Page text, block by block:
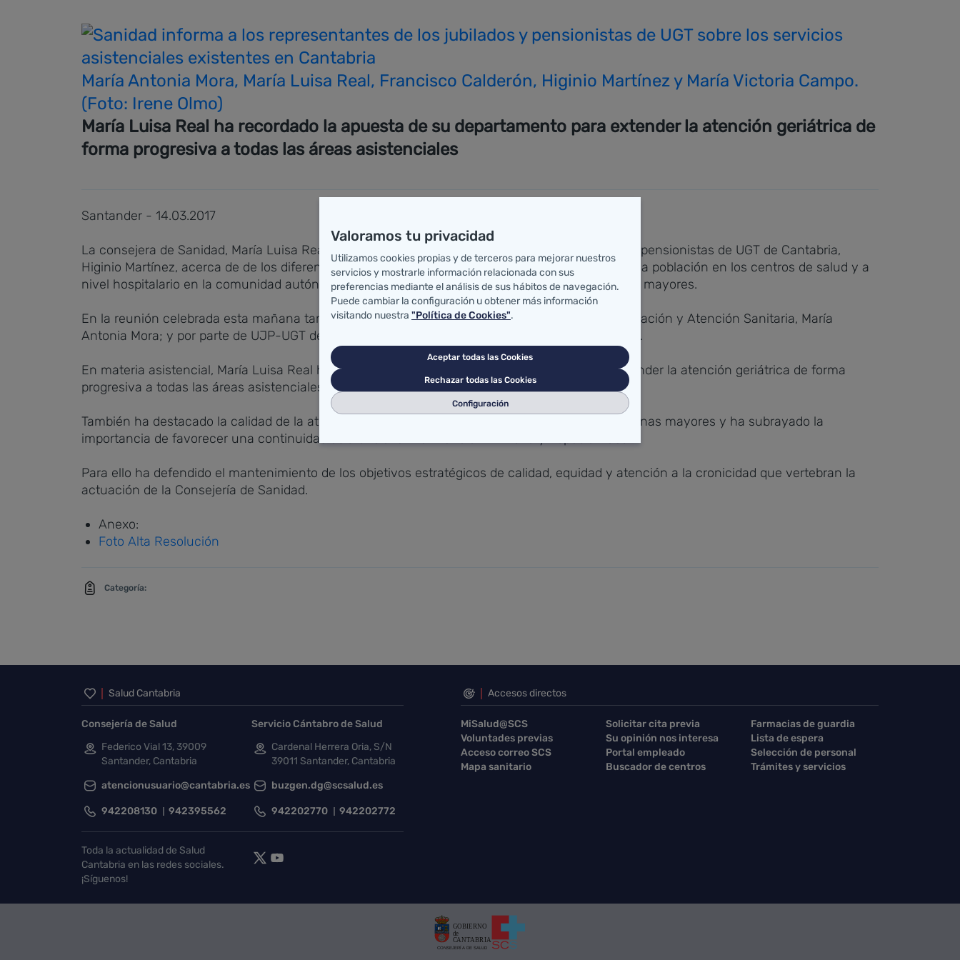
María Antonia Mora, María Luisa Real, Francisco Calderón, Higinio Martínez y María Victoria Campo.
(Foto: Irene Olmo)
María Luisa Real ha recordado la apuesta de su departamento para extender la atención geriátrica de
forma progresiva a todas las áreas asistenciales
Santander - 14.03.2017
La consejera de Sanidad, María Luisa Real, ha informado al secretario general de los jubilados y pensionistas de UGT de Cantabria,
Higinio Martínez, acerca de de los diferentes servicios sanitarios asistenciales que se prestan a la población en los centros de salud y a
nivel hospitalario en la comunidad autónoma, con especial referencia al ámbito de las personas mayores.
En la reunión celebrada esta mañana también ha estado presente la directora general de Ordenación y Atención Sanitaria, María
Antonia Mora; y por parte de UJP-UGT de Cantabria, Francisco Calderón y María Victoria Campo.
En materia asistencial, María Luisa Real ha recordado la apuesta de su departamento para extender la atención geriátrica de forma
progresiva a todas las áreas asistenciales de Cantabria.
También ha destacado la calidad de la atención sanitaria que se presta en Cantabria a las personas mayores y ha subrayado la
importancia de favorecer una continuidad asistencial entre Atención Primaria y Especializada.
Para ello ha defendido el mantenimiento de los objetivos estratégicos de calidad, equidad y atención a la cronicidad que vertebran la
actuación de la Consejería de Sanidad.
Anexo:
Foto Alta Resolución
Categoría:
Inicio del pie de página
Salud Cantabria
Consejería de Salud
Federico Vial 13, 39009
Santander, Cantabria
atencionusuario@cantabria.es
942208130 942395562
Servicio Cántabro de Salud
Cardenal Herrera Oria, S/N
39011 Santander, Cantabria
buzgen.dg@scsalud.es
942202770 942202772
Toda la actualidad de Salud
Cantabria en las redes sociales.
¡Síguenos!
Accesos directos
MiSalud@SCS Solicitar cita previa
Farmacias de guardia
Voluntades previas
Su opinión nos interesa
Lista de espera
Acceso correo SCS
Portal empleado
Selección de personal
Mapa sanitario
Buscador de centros Trámites y servicios
Valoramos tu privacidad
Utilizamos cookies propias y de terceros para mejorar nuestros
servicios y mostrarle información relacionada con sus
preferencias mediante el análisis de sus hábitos de navegación.
Puede cambiar la configuración u obtener más información
visitando nuestra "Política de Cookies".
Aceptar todas las Cookies
Rechazar todas las Cookies
Configuración